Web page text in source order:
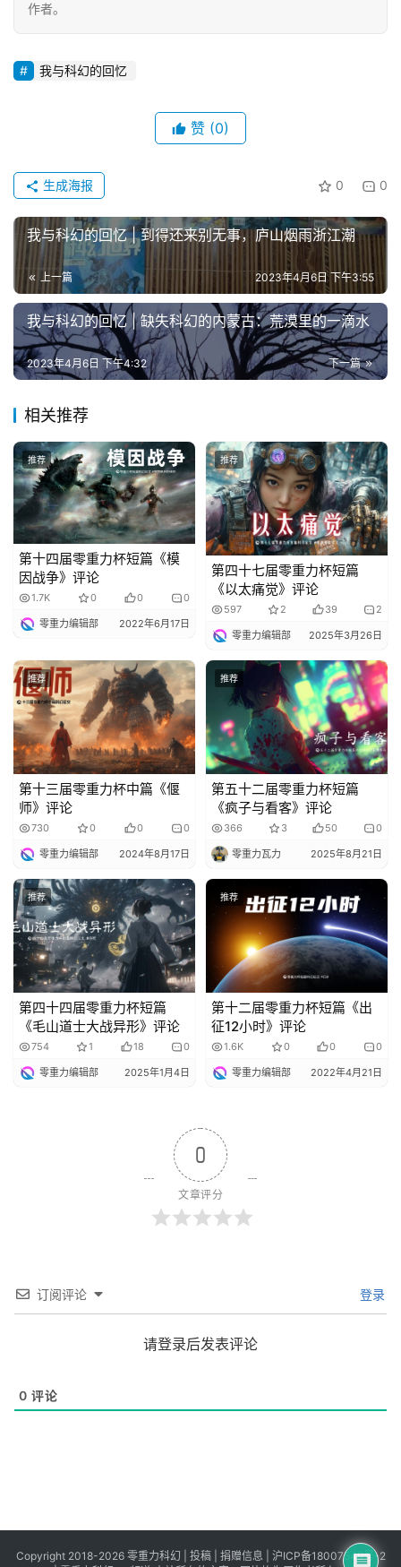
作者。
我与科幻的回忆
赞 (0)
0 0
生成海报
我与科幻的回忆 | 到得还来别无事，庐山烟雨浙江潮
上一篇 2023年4月6日 下午3:55
我与科幻的回忆 | 缺失科幻的内蒙古：荒漠里的一滴水
下一篇
2023年4月6日 下午4:32
相关推荐
推荐
第十四届零重力杯短篇《模
因战争》评论
1.7K 0 0 0
零重力编辑部 2022年6月17日
推荐
第四十七届零重力杯短篇
《以太痛觉》评论
597 2 39 2
零重力编辑部 2025年3月26日
推荐
第十三届零重力杯中篇《偃
师》评论
730 0 0 0
零重力编辑部 2024年8月17日
推荐
第五十二届零重力杯短篇
《疯子与看客》评论
366 3 50 0
零重力瓦力 2025年8月21日
推荐
第四十四届零重力杯短篇
《毛山道士大战异形》评论
754 1 18 0
零重力编辑部 2025年1月4日
推荐
第十二届零重力杯短篇《出
征12小时》评论
1.6K 0 0 0
零重力编辑部 2022年4月21日
0
文章评分
订阅评论 登录
请登录后发表评论
0 评论
Copyright 2018-2026 零重力科幻 | 投稿| 捐赠信息
沪ICP备18007549号-2